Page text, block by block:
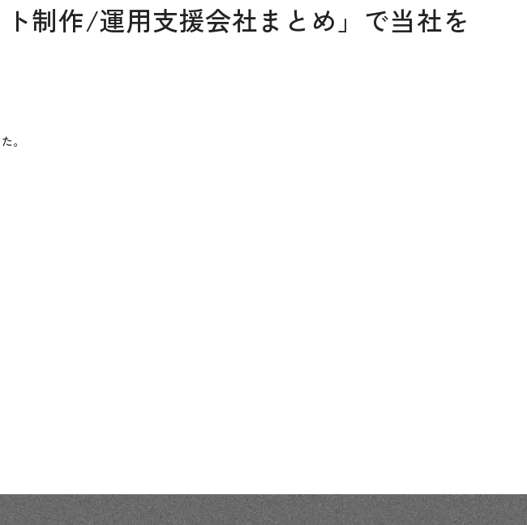
制作/運用支援会社まとめ」で当社を
。